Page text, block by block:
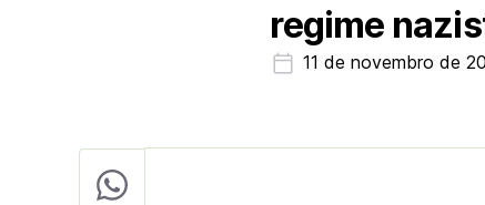
regime
11 de novembro de